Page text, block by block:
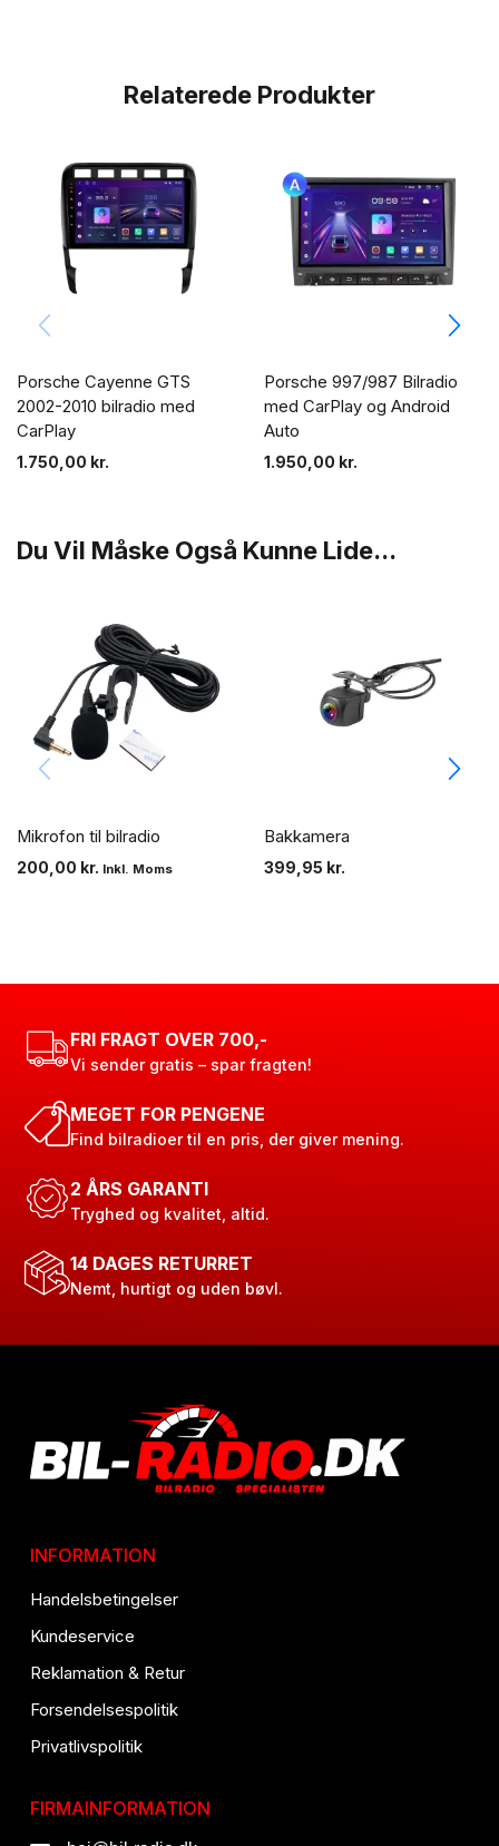
Relaterede Produkter
Porsche Cayenne GTS
2002-2010 bilradio med
CarPlay
1.750,00 kr.
Porsche 997/987 Bilradio
med CarPlay og Android
Auto
1.950,00 kr.
Du Vil Måske Også Kunne Lide...
Mikrofon til bilradio
200,00 kr. Inkl. Moms
Bakkamera
399,95 kr.
FRI FRAGT OVER 700,-
Vi sender gratis – spar fragten!
MEGET FOR PENGENE
Find bilradioer til en pris, der giver mening.
2 ÅRS GARANTI
Tryghed og kvalitet, altid.
14 DAGES RETURRET
Nemt, hurtigt og uden bøvl.
INFORMATION
Handelsbetingelser
Kundeservice
Reklamation & Retur
Forsendelsespolitik
Privatlivspolitik
FIRMAINFORMATION